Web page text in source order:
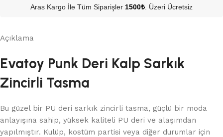
Aras Kargo İle Tüm Siparişler 1500₺ . Üzeri Ücretsiz
Açıklama
Evatoy Punk Deri Kalp Sarkık
Zincirli Tasma
Bu güzel bir PU deri sarkık zincirli tasma, güçlü bir moda
anlayışına sahip, yüksek kaliteli PU deri ve alaşımdan
yapılmıştır. Kulüp, kostüm partisi veya diğer durumlar için